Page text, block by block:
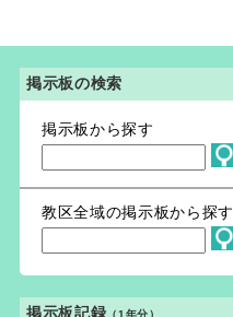
掲示板の検索
掲示板から探す
教区全域の掲示板から探す
掲示板記録